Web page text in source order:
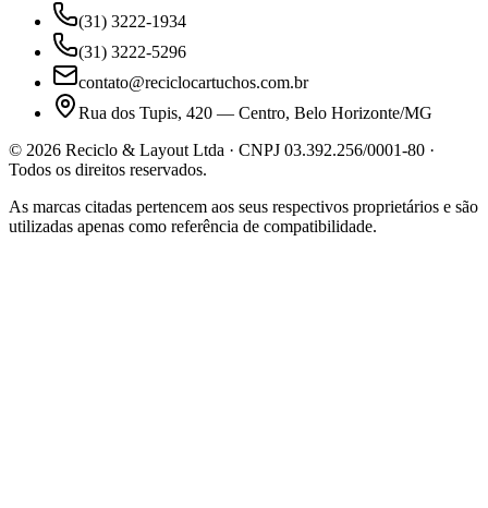
(31) 3222-1934
(31) 3222-5296
contato@reciclocartuchos.com.br
Rua dos Tupis, 420 — Centro, Belo Horizonte/MG
© 2026 Reciclo & Layout Ltda · CNPJ 03.392.256/0001-80 ·
Todos os direitos reservados.
As marcas citadas pertencem aos seus respectivos proprietários e são
utilizadas apenas como referência de compatibilidade.